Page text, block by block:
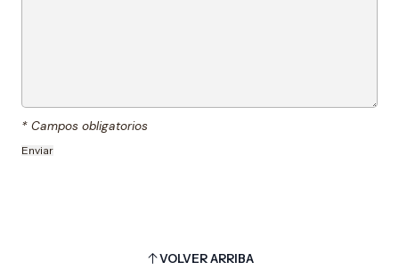
* Campos obligatorios
VOLVER ARRIBA